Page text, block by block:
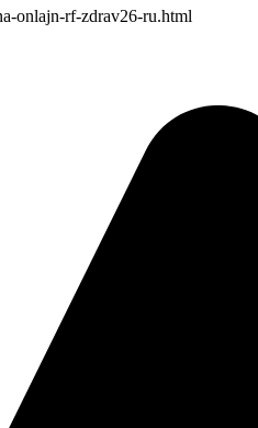
onlajn-rf-zdrav26-ru.html